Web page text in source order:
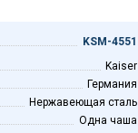
KSM-4551
Kaiser
Германия
Нержавеющая сталь
Одна чаша